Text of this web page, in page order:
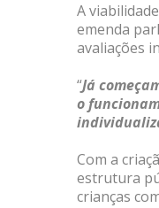
A
emenda
avaliações
“Já
o
Com a
estrutura
crianças